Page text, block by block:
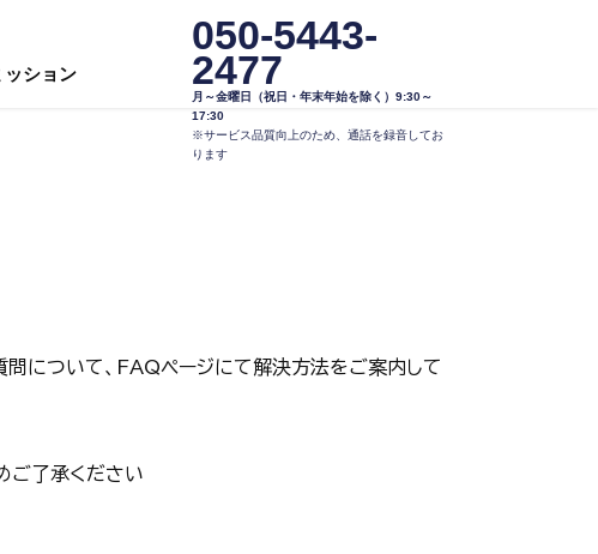
ッション
050-5443-
2477
月～金曜日（祝日・年末年始を除く）9:30～
17:30
※サービス品質向上のため、通話を録音してお
ります
について、FAQページにて解決方法をご案内して
ご了承ください